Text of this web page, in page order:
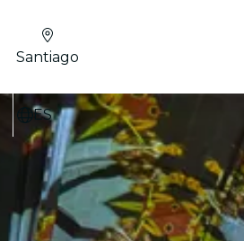
Santiago
ES